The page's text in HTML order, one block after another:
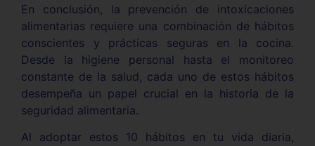
En conclusión, la prevención de intoxicaciones
alimentarias requiere una combinación de hábitos
conscientes y prácticas seguras en la cocina.
Desde la higiene personal hasta el monitoreo
constante de la salud, cada uno de estos hábitos
desempeña un papel crucial en la historia de la
seguridad alimentaria.
Al adoptar estos 10 hábitos en tu vida diaria,